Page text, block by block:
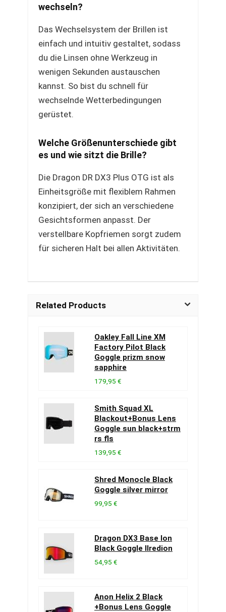
wechseln?
Das Wechselsystem der Brillen ist
einfach und intuitiv gestaltet, sodass
du die Linsen ohne Werkzeug in
wenigen Sekunden austauschen
kannst. So bist du schnell für
wechselnde Wetterbedingungen
gerüstet.
Welche Größenunterschiede gibt
es und wie sitzt die Brille?
Die Dragon DR DX3 Plus OTG ist als
Einheitsgröße mit flexiblem Rahmen
konzipiert, der sich an verschiedene
Gesichtsformen anpasst. Der
verstellbare Kopfriemen sorgt zudem
für sicheren Halt bei allen Aktivitäten.
Related Products
Oakley Fall Line XM
Factory Pilot Black
Goggle prizm snow
sapphire
179,95 €
Smith Squad XL
Blackout+Bonus Lens
Goggle sun black+strm
rs fls
139,95 €
Shred Monocle Black
Goggle silver mirror
99,95 €
Dragon DX3 Base Ion
Black Goggle llredion
54,95 €
Anon Helix 2 Black
+Bonus Lens Goggle